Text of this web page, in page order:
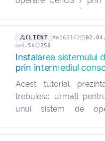
fi prezentată
adăugare a adreselor
în cazul în care…
CLIENT #a263162
4.5k
258
Instalarea sistemului
prin intermediul
Acest tutorial
trebuiesc urmați
unui sistem de
presupune că s-a